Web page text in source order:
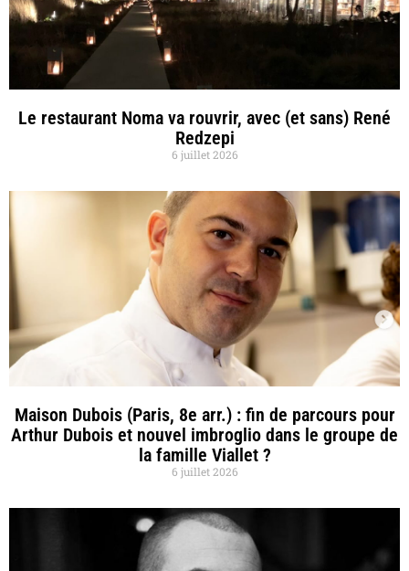
Le restaurant Noma va rouvrir, avec (et sans) René
Redzepi
6 juillet 2026
Maison Dubois (Paris, 8e arr.) : fin de parcours pour
Arthur Dubois et nouvel imbroglio dans le groupe de
la famille Viallet ?
6 juillet 2026